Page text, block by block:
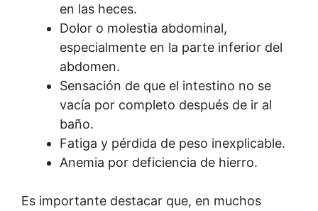
en las heces.
Dolor o molestia abdominal,
especialmente en la parte inferior del
abdomen.
Sensación de que el intestino no se
vacía por completo después de ir al
baño.
Fatiga y pérdida de peso inexplicable.
Anemia por deficiencia de hierro.
Es importante destacar que, en muchos